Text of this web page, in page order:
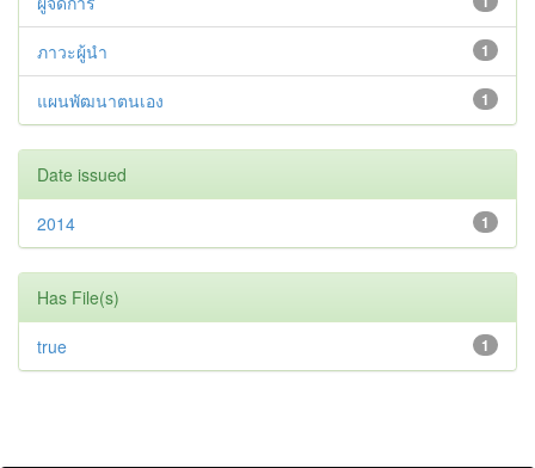
1
ภาวะผู้นำ
1
แผนพัฒนาตนเอง
Date issued
1
2014
Has File(s)
1
true